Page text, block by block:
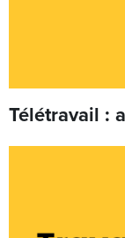
Télétravail :